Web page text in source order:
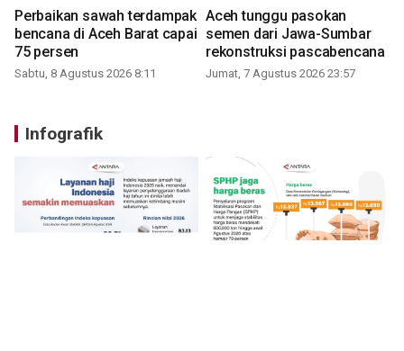
Perbaikan sawah terdampak
bencana di Aceh Barat capai
75 persen
Sabtu, 8 Agustus 2026 8:11
Aceh tunggu pasokan
semen dari Jawa-Sumbar
rekonstruksi pascabencana
Jumat, 7 Agustus 2026 23:57
Infografik